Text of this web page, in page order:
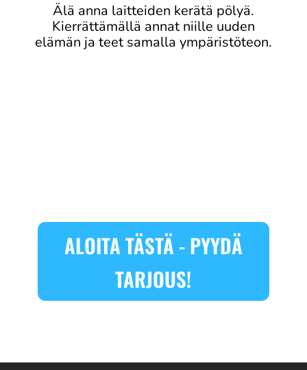
Älä anna laitteiden kerätä pölyä.
Kierrättämällä annat niille uuden
elämän ja teet samalla ympäristöteon.
ALOITA TÄSTÄ - PYYDÄ
TARJOUS!